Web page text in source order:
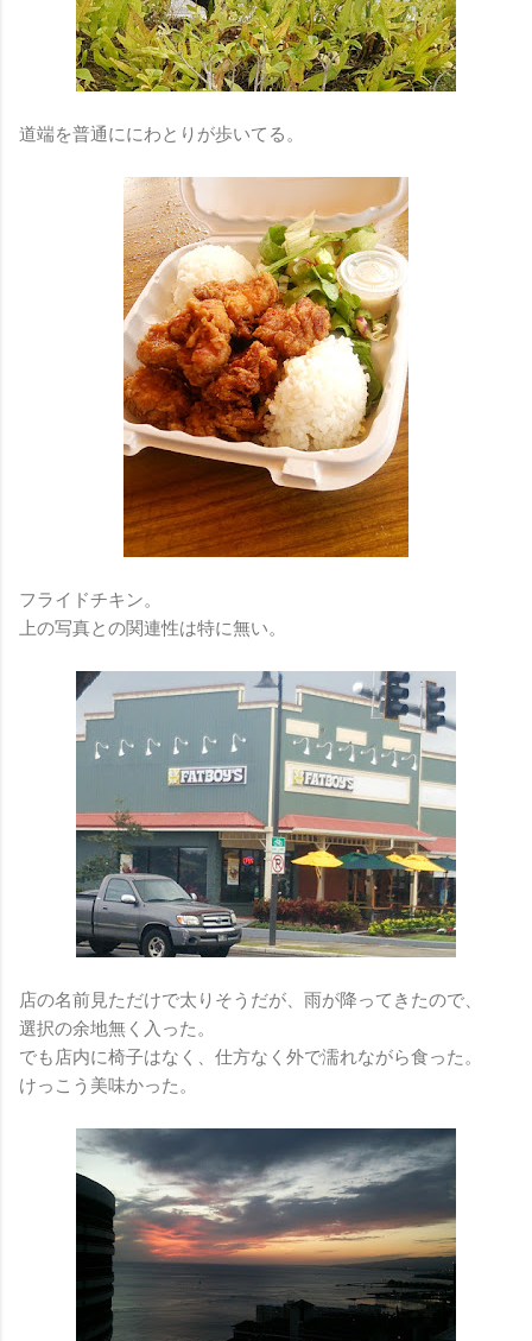
道端を普通ににわとりが歩いてる。
フライドチキン。
上の写真との関連性は特に無い。
店の名前見ただけで太りそうだが、雨が降ってきたので、
選択の余地無く入った。
でも店内に椅子はなく、仕方なく外で濡れながら食った。
けっこう美味かった。